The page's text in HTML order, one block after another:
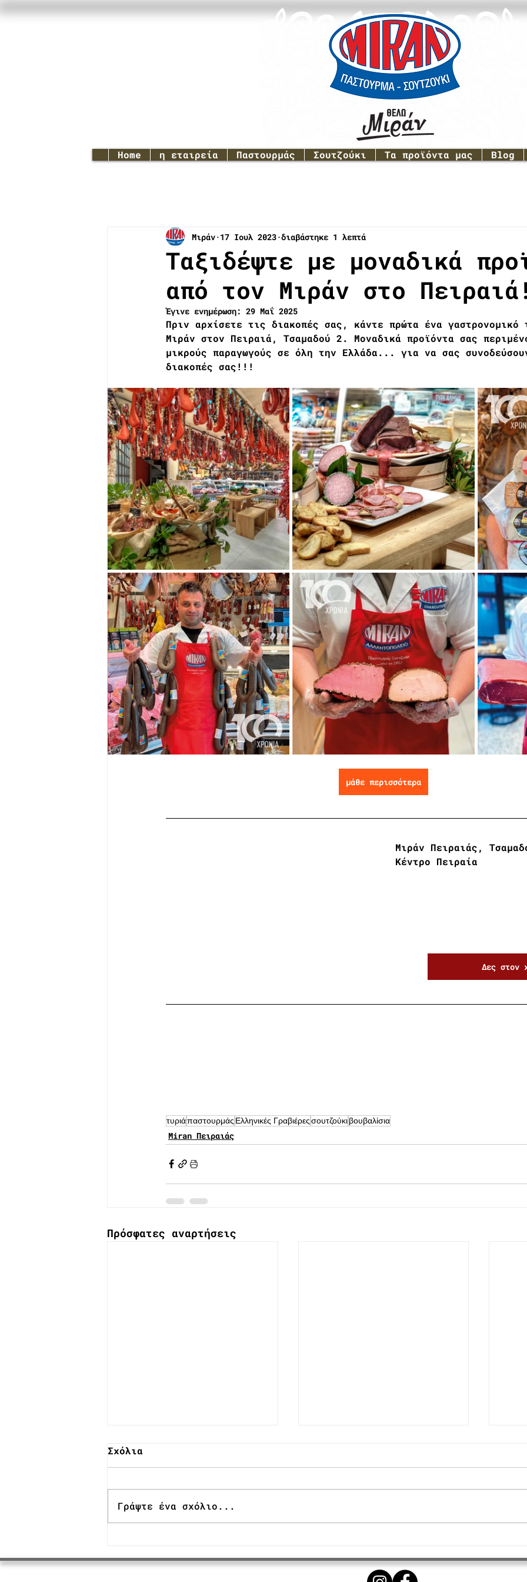
Home η εταιρεία Παστουρμάς Σουτζούκι Τα προϊόντα μας Blog
Ταξιδέψτε με μοναδικά
από τον Μιράν στο
Μιράν 17 Ιουλ 2023 διαβάστηκε 1 λεπτά
Έγινε ενημέρωση: 29 Μαΐ 2025
Πριν αρχίσετε τις διακοπές σας, κάντε πρώτα ένα γαστρονομικό
Μιράν στον Πειραιά, Τσαμαδού 2. Μοναδικά προϊόντα σας
μικρούς παραγωγούς σε όλη την Ελλάδα... για να σας
διακοπές σας!!!
μάθε περισσότερα
Μιράν Πειραιάς,
Κέντρο Πειραία
Δες στον
τυριάπαστουρμάς Ελληνικές Γραβιέρεςσουτζούκιβουβαλίσια
Miran Πειραιάς
Πρόσφατες αναρτήσεις
παστουρμά & ραβιόλι
με σουτζούκι Μιράν.
επιλογής Μιράν
Σχόλια
Γράψτε ένα σχόλιο...